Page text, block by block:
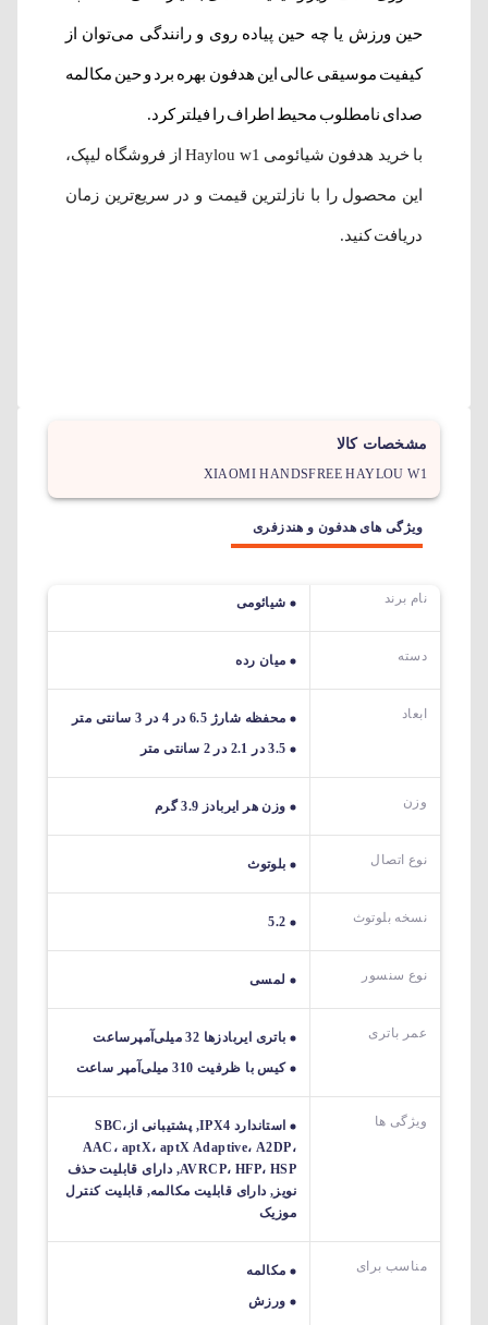
حین ورزش یا چه حین پیاده روی و رانندگی می‌توان از
کیفیت موسیقی عالی این هدفون بهره برد و حین مکالمه
صدای نامطلوب محیط اطراف را فیلتر کرد.
با خرید هدفون شیائومی Haylou w1 از فروشگاه لیپک،
این محصول را با نازلترین قیمت و در سریع‌ترین زمان
دریافت کنید.
مشخصات کالا
XIAOMI HANDSFREE HAYLOU W1
ویژگی های هدفون و هندزفری
نام برند شیائومی
دسته میان رده
ابعاد
محفظه شارژ 6.5 در 4 در 3 سانتی متر
3.5 در 2.1 در 2 سانتی متر
وزن وزن هر ایربادز 3.9 گرم
نوع اتصال بلوتوث
نسخه بلوتوث 5.2
نوع سنسور لمسی
عمر باتری
باتری ایربادزها 32 میلی‌آمپرساعت
کیس با ظرفیت 310 میلی‌آمپر ساعت
ویژگی ها
استاندارد IPX4, پشتیبانی ازSBC،
AAC، aptX، aptX Adaptive، A2DP،
AVRCP، HFP، HSP, دارای قابلیت حذف
نویز, دارای قابلیت مکالمه, قابلیت کنترل
موزیک
مناسب برای
مکالمه
ورزش